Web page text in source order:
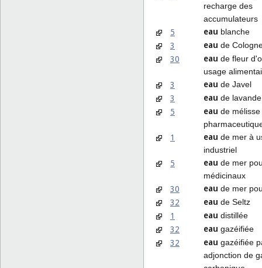
recharge des
accumulateurs
5 eau blanche
3 eau de
30 eau de fleur
usage
3 eau de Javel
3 eau de lavande
5 eau de
1 eau de mer à
industriel
5 eau de mer
médicinaux
30 eau de mer
32 eau de Seltz
1 eau distillée
32 eau gazéifiée
32 eau gazéifiée
adjonction de